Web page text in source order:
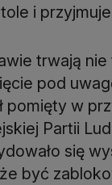
i
trwają
pod
pomięty w
Partii
się
być